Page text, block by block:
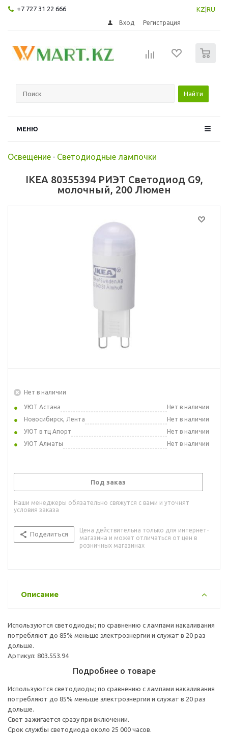
+7 727 31 22 666 KZ RU
Вход Регистрация
Найти
МЕНЮ
Освещение - Светодиодные лампочки
IKEA 80355394 РИЭТ Светодиод G9,
молочный, 200 Люмен
Нет в наличии
УЮТ Астана
Нет в наличии
Новосибирск, Лента
Нет в наличии
УЮТ в тц Апорт
Нет в наличии
УЮТ Алматы
Нет в наличии
Под заказ
Наши менеджеры обязательно свяжутся с вами и уточнят
условия заказа
Поделиться
Цена действительна только для интернет-
магазина и может отличаться от цен в
розничных магазинах
Описание
Используются светодиоды; по сравнению с лампами накаливания
потребляют до 85% меньше электроэнергии и служат в 20 раз
дольше.
Артикул: 803.553.94
Подробнее о товаре
Используются светодиоды; по сравнению с лампами накаливания
потребляют до 85% меньше электроэнергии и служат в 20 раз
дольше.
Свет зажигается сразу при включении.
Срок службы светодиода около 25 000 часов.